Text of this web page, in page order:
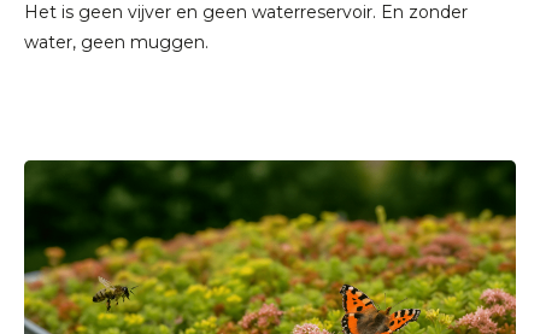
Het is geen vijver en geen waterreservoir. En zonder
water, geen muggen.